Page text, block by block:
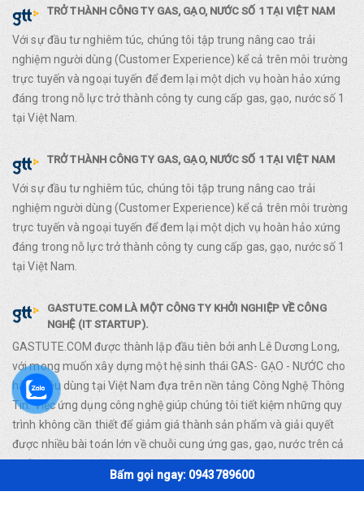
TRỞ THÀNH CÔNG TY GAS, GẠO, NƯỚC SỐ 1 TẠI VIỆT NAM
Với sự đầu tư nghiêm túc, chúng tôi tập trung nâng cao trải
nghiệm người dùng (Customer Experience) kể cả trên môi trường
trực tuyến và ngoại tuyến để đem lại một dịch vụ hoàn hảo xứng
đáng trong nỗ lực trở thành công ty cung cấp gas, gạo, nước số 1
tại Việt Nam.
TRỞ THÀNH CÔNG TY GAS, GẠO, NƯỚC SỐ 1 TẠI VIỆT NAM
Với sự đầu tư nghiêm túc, chúng tôi tập trung nâng cao trải
nghiệm người dùng (Customer Experience) kể cả trên môi trường
trực tuyến và ngoại tuyến để đem lại một dịch vụ hoàn hảo xứng
đáng trong nỗ lực trở thành công ty cung cấp gas, gạo, nước số 1
tại Việt Nam.
GASTUTE.COM LÀ MỘT CÔNG TY KHỞI NGHIỆP VỀ CÔNG
NGHỆ (IT STARTUP).
GASTUTE.COM được thành lập đầu tiên bởi anh Lê Dương Long,
với mong muốn xây dựng một hệ sinh thái GAS- GẠO - NƯỚC cho
hàng tiêu dùng tại Việt Nam đựa trên nền tảng Công Nghệ Thông
Tin. Việc ứng dụng công nghệ giúp chúng tôi tiết kiệm những quy
trình không cần thiết để giảm giá thành sản phẩm và giải quyết
được nhiều bài toán lớn về chuỗi cung ứng gas, gạo, nước trên cả
nước.
Bấm gọi ngay: 0943789600